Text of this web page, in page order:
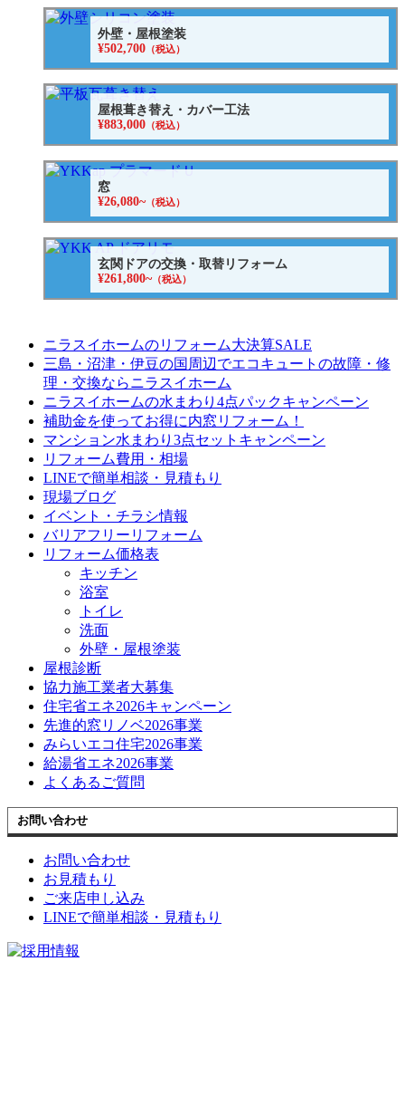
外壁・屋根塗装
¥502,700 （税込）
屋根葺き替え・カバー工法
¥883,000 （税込）
窓
¥26,080~（税込）
玄関ドアの交換・取替リフォーム
¥261,800~（税込）
ニラスイホームのリフォーム大決算SALE
三島・沼津・伊豆の国周辺でエコキュートの故障・修
理・交換ならニラスイホーム
ニラスイホームの水まわり4点パックキャンペーン
補助金を使ってお得に内窓リフォーム！
マンション水まわり3点セットキャンペーン
リフォーム費用・相場
LINEで簡単相談・見積もり
現場ブログ
イベント・チラシ情報
バリアフリーリフォーム
リフォーム価格表
キッチン
浴室
トイレ
洗面
外壁・屋根塗装
屋根診断
協力施工業者大募集
住宅省エネ2026キャンペーン
先進的窓リノベ2026事業
みらいエコ住宅2026事業
給湯省エネ2026事業
よくあるご質問
お問い合わせ
お問い合わせ
お見積もり
ご来店申し込み
LINEで簡単相談・見積もり